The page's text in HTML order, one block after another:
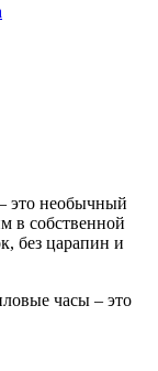
это необычный
в собственной
без царапин и
часы – это